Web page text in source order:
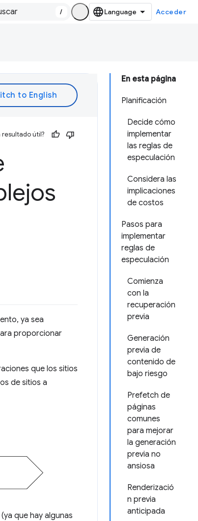
/ Acceder
En esta página
Planificación
Decide cómo
implementar
las reglas de
especulación
Considera las
implicaciones
de costos
Pasos para
implementar
reglas de
especulación
Comienza
con la
recuperación
previa
Generación
previa de
contenido de
bajo riesgo
Prefetch de
páginas
comunes
para mejorar
la generación
previa no
ansiosa
Renderizació
n previa
anticipada
resultado útil?
ya sea
proporcionar
que los sitios
de sitios a
que hay algunas